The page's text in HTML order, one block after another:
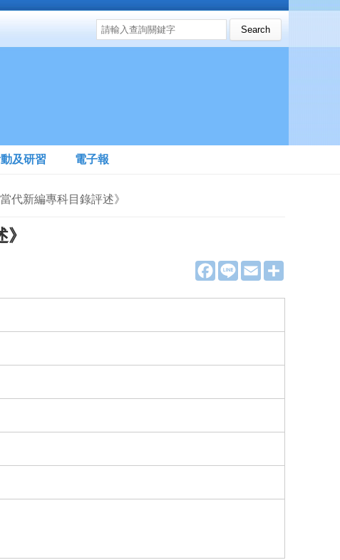
搜尋表單
Search this site
及研習 電子報
代新編專科目錄評述》
F
a
e
o
L
e
E
m
i